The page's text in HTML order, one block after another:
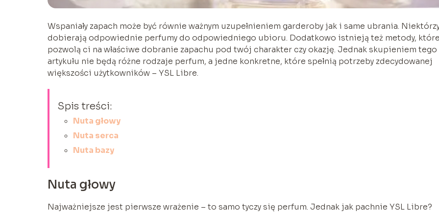
Wspaniały zapach może być równie ważnym uzupełnieniem garderoby jak i same ubrania.
dobierają odpowiednie perfumy do odpowiedniego ubioru. Dodatkowo istnieją też metody,
pozwolą ci na właściwe dobranie zapachu pod twój charakter czy okazję. Jednak skupieniem tego
artykułu nie będą różne rodzaje perfum, a jedne konkretne, które spełnią potrzeby zdecydowanej
większości użytkowników – YSL Libre.
Spis treści:
Nuta głowy
Nuta serca
Nuta bazy
Nuta głowy
Najważniejsze jest pierwsze wrażenie – to samo tyczy się perfum. Jednak jak pachnie YSL Libre?